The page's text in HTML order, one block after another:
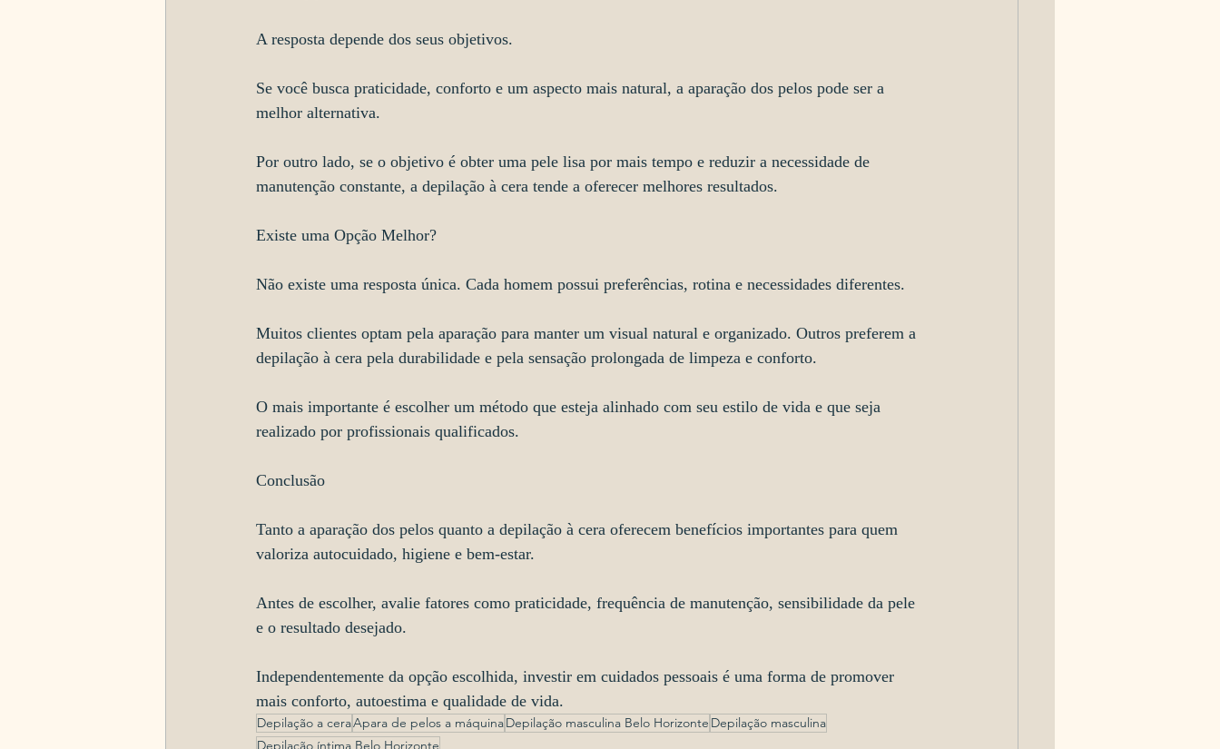
A resposta depende dos seus objetivos.
Se você busca praticidade, conforto e um aspecto mais natural, a aparação dos pelos pode ser a
melhor alternativa.
Por outro lado, se o objetivo é obter uma pele lisa por mais tempo e reduzir a necessidade de
manutenção constante, a depilação à cera tende a oferecer melhores resultados.
Existe uma Opção Melhor?
Não existe uma resposta única. Cada homem possui preferências, rotina e necessidades diferentes.
Muitos clientes optam pela aparação para manter um visual natural e organizado. Outros preferem a
depilação à cera pela durabilidade e pela sensação prolongada de limpeza e conforto.
O mais importante é escolher um método que esteja alinhado com seu estilo de vida e que seja
realizado por profissionais qualificados.
Conclusão
Tanto a aparação dos pelos quanto a depilação à cera oferecem benefícios importantes para quem
valoriza autocuidado, higiene e bem-estar.
Antes de escolher, avalie fatores como praticidade, frequência de manutenção, sensibilidade da pele
e o resultado desejado.
Independentemente da opção escolhida, investir em cuidados pessoais é uma forma de promover
mais conforto, autoestima e qualidade de vida.
Depilação a ceraApara de pelos a máquinaDepilação masculina Belo Horizonte Depilação masculina
Depilação íntima Belo Horizonte